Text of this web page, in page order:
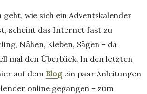
geht, wie sich ein Adventskalender
scheint das Internet fast zu
Nähen, Kleben, Sägen – da
mal den Überblick. In den letzten
auf dem Blogein paar Anleitungen
online gegangen – zum